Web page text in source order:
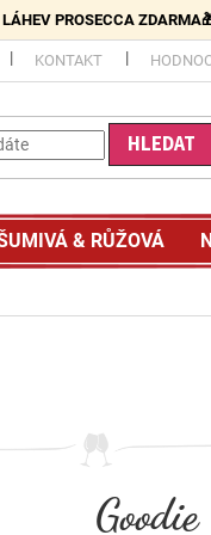
LÁHEV PROSECCA
KONTAKT
HLEDAT
& RŮŽOVÁ
Goodie